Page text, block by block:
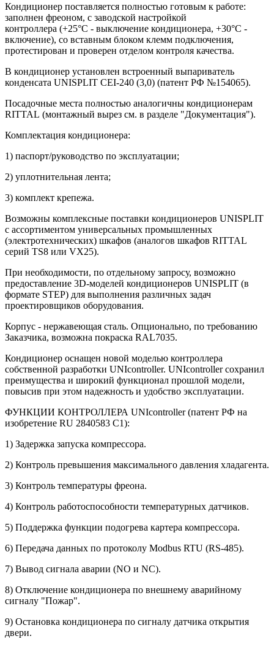
Кондиционер поставляется полностью готовым к работе:
заполнен фреоном, с заводской настройкой
контроллера (+25°С - выключение кондиционера, +30°С -
включение), со вставным блоком клемм подключения,
протестирован и проверен отделом контроля качества.
В кондиционер установлен встроенный выпариватель
конденсата UNISPLIT CEI-240 (3,0) (патент РФ №154065).
Посадочные места полностью аналогичны кондиционерам
RITTAL (монтажный вырез см. в разделе "Документация").
Комплектация кондиционера:
1) паспорт/руководство по эксплуатации;
2) уплотнительная лента;
3) комплект крепежа.
Возможны комплексные поставки кондиционеров UNISPLIT
c ассортиментом универсальных промышленных
(электротехнических) шкафов (аналогов шкафов RITTAL
серий TS8 или VX25).
При необходимости, по отдельному запросу, возможно
предоставление 3D-моделей кондиционеров UNISPLIT (в
формате STEP) для выполнения различных задач
проектировщиков оборудования.
Корпус - нержавеющая сталь. Опционально, по требованию
Заказчика, возможна покраска RAL7035.
Кондиционер оснащен новой моделью контроллера
собственной разработки UNIcontroller. UNIcontroller сохранил
преимущества и широкий функционал прошлой модели,
повысив при этом надежность и удобство эксплуатации.
ФУНКЦИИ КОНТРОЛЛЕРА UNIcontroller (патент РФ на
изобретение RU 2840583 C1):
1) Задержка запуска компрессора.
2) Контроль превышения максимального давления хладагента.
3) Контроль температуры фреона.
4) Контроль работоспособности температурных датчиков.
5) Поддержка функции подогрева картера компрессора.
6) Передача данных по протоколу Modbus RTU (RS-485).
7) Вывод сигнала аварии (NO и NC).
8) Отключение кондиционера по внешнему аварийному
сигналу "Пожар".
9) Остановка кондиционера по сигналу датчика открытия
двери.